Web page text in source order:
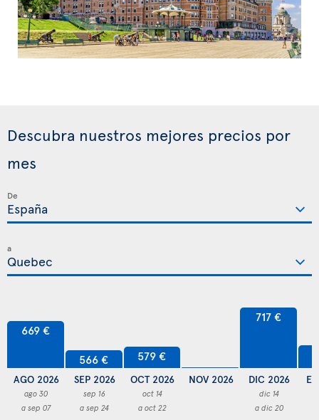
Descubra nuestros mejores precios por
mes
De
a
669 €
AGO 2026
ago 30
a sep 07
566 €
SEP 2026
sep 16
a sep 24
579 €
OCT 2026
oct 14
a oct 22
NOV 2026
717 €
DIC 2026
dic 14
a dic 20